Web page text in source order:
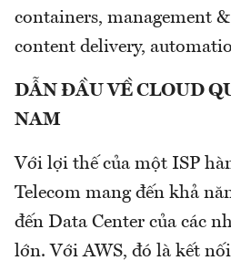
containers, management
content delivery,
DẪN ĐẦU VỀ CLOUD
NAM
Với lợi thế của một ISP
Telecom mang đến khả
đến Data Center của các
lớn. Với AWS, đó là kết